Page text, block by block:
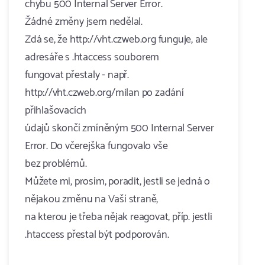
chybu 500 Internal Server Error.
Žádné změny jsem nedělal.
Zdá se, že http://vht.czweb.org funguje, ale
adresáře s .htaccess souborem
fungovat přestaly - např.
http://vht.czweb.org/milan po zadání
přihlašovacích
údajů skončí zmíněným 500 Internal Server
Error. Do včerejška fungovalo vše
bez problémů.
Můžete mi, prosím, poradit, jestli se jedná o
nějakou změnu na Vaší straně,
na kterou je třeba nějak reagovat, příp. jestli
.htaccess přestal být podporován.